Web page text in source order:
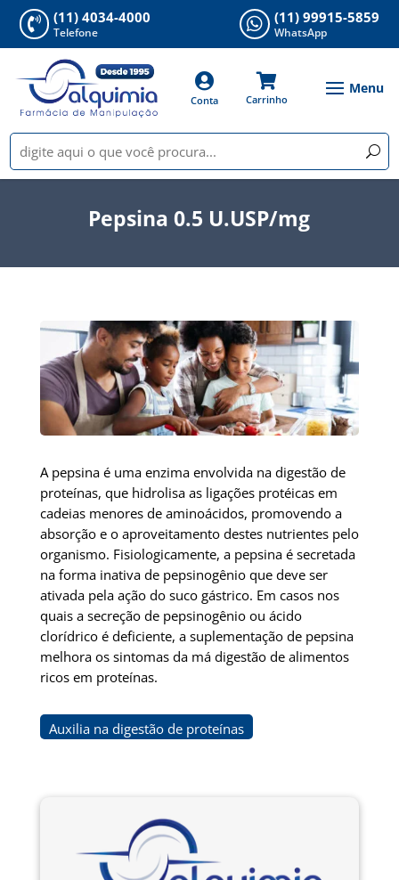
 (11) 4034-4000
Telefone  (11) 99915-5859
WhatsApp

Conta

Carrinho
Pepsina 0.5 U.USP/mg
A pepsina é uma enzima envolvida na digestão de
proteínas, que hidrolisa as ligações protéicas em
cadeias menores de aminoácidos, promovendo a
absorção e o aproveitamento destes nutrientes pelo
organismo. Fisiologicamente, a pepsina é secretada
na forma inativa de pepsinogênio que deve ser
ativada pela ação do suco gástrico. Em casos nos
quais a secreção de pepsinogênio ou ácido
clorídrico é deficiente, a suplementação de pepsina
melhora os sintomas da má digestão de alimentos
ricos em proteínas.
Auxilia na digestão de proteínas